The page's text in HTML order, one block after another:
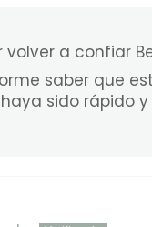
volver a confiar
saber que
sido rápido